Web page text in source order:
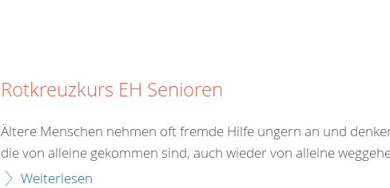
Rotkreuzkurs EH Senioren
Ältere Menschen nehmen oft fremde Hilfe ungern an und
die von alleine gekommen sind, auch wieder von alleine
Weiterlesen